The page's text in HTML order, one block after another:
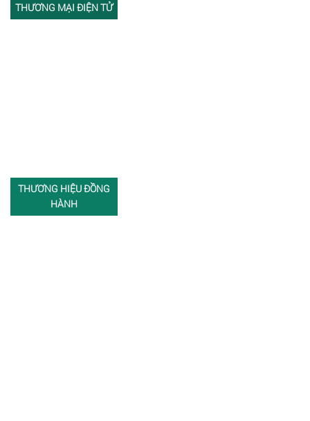
THƯƠNG MẠI ĐIỆN TỬ
THƯƠNG HIỆU ĐỒNG
HÀNH